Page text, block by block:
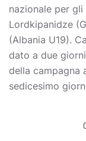
nazionale per
Lordkipanidze
(Albania U19).
dato a due
della campagna
sedicesimo